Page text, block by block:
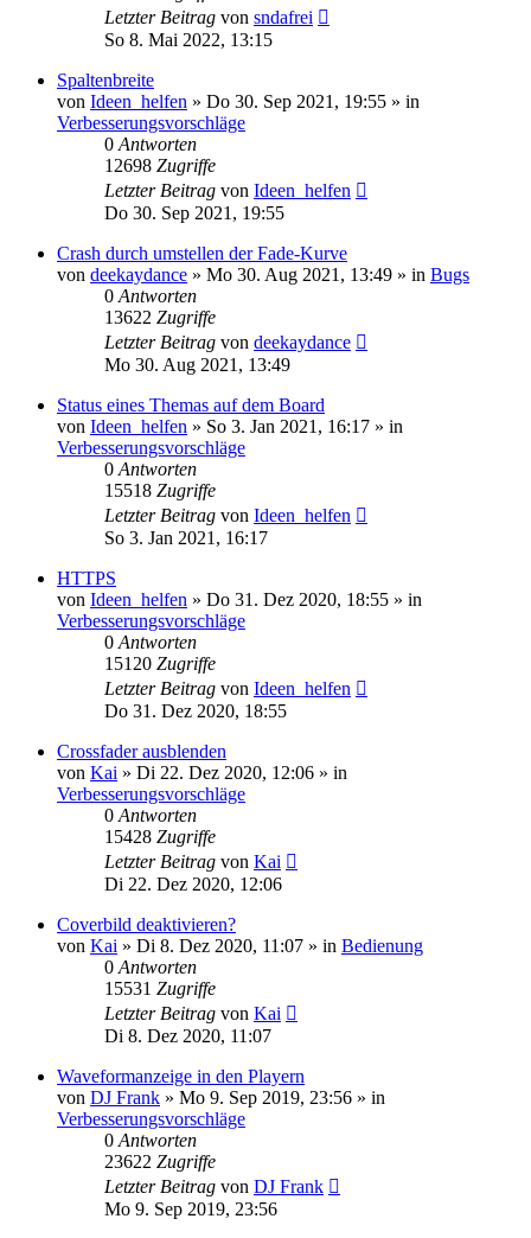
Letzter Beitrag von sndafrei
So 8. Mai 2022, 13:15
Spaltenbreite
von Ideen_helfen » Do 30. Sep 2021, 19:55 » in
Verbesserungsvorschläge
0 Antworten
12698 Zugriffe
Letzter Beitrag von Ideen_helfen
Do 30. Sep 2021, 19:55
Crash durch umstellen der Fade-Kurve
von deekaydance » Mo 30. Aug 2021, 13:49 » in Bugs
0 Antworten
13622 Zugriffe
Letzter Beitrag von deekaydance
Mo 30. Aug 2021, 13:49
Status eines Themas auf dem Board
von Ideen_helfen » So 3. Jan 2021, 16:17 » in
Verbesserungsvorschläge
0 Antworten
15518 Zugriffe
Letzter Beitrag von Ideen_helfen
So 3. Jan 2021, 16:17
HTTPS
von Ideen_helfen » Do 31. Dez 2020, 18:55 » in
Verbesserungsvorschläge
0 Antworten
15120 Zugriffe
Letzter Beitrag von Ideen_helfen
Do 31. Dez 2020, 18:55
Crossfader ausblenden
von Kai » Di 22. Dez 2020, 12:06 » in
Verbesserungsvorschläge
0 Antworten
15428 Zugriffe
Letzter Beitrag von Kai
Di 22. Dez 2020, 12:06
Coverbild deaktivieren?
von Kai » Di 8. Dez 2020, 11:07 » in Bedienung
0 Antworten
15531 Zugriffe
Letzter Beitrag von Kai
Di 8. Dez 2020, 11:07
Waveformanzeige in den Playern
von DJ Frank » Mo 9. Sep 2019, 23:56 » in
Verbesserungsvorschläge
0 Antworten
23622 Zugriffe
Letzter Beitrag von DJ Frank
Mo 9. Sep 2019, 23:56